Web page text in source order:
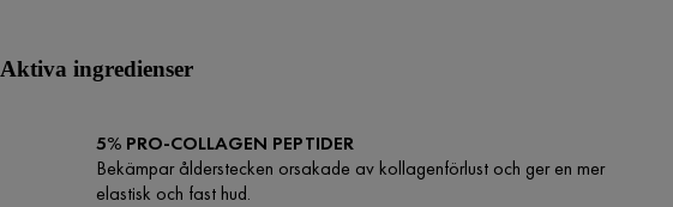
Aktiva ingredienser
5% PRO-COLLAGEN PEPTIDER
Bekämpar ålderstecken orsakade av kollagenförlust och ger en mer
elastisk och fast hud.